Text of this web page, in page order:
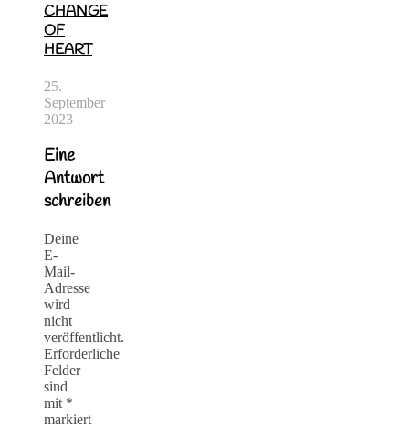
CHANGE
OF
HEART
25.
September
2023
Eine
Antwort
schreiben
Deine
E-
Mail-
Adresse
wird
nicht
veröffentlicht.
Erforderliche
Felder
sind
mit *
markiert